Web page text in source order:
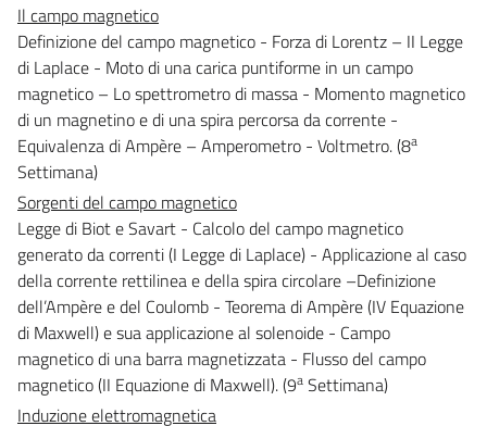
Il campo magnetico
Definizione del campo magnetico - Forza di Lorentz – II Legge
di Laplace - Moto di una carica puntiforme in un campo
magnetico – Lo spettrometro di massa - Momento magnetico
di un magnetino e di una spira percorsa da corrente -
Equivalenza di Ampère – Amperometro - Voltmetro. (8a
Settimana)
Sorgenti del campo magnetico
Legge di Biot e Savart - Calcolo del campo magnetico
generato da correnti (I Legge di Laplace) - Applicazione al caso
della corrente rettilinea e della spira circolare –Definizione
dell’Ampère e del Coulomb - Teorema di Ampère (IV Equazione
di Maxwell) e sua applicazione al solenoide - Campo
magnetico di una barra magnetizzata - Flusso del campo
magnetico (II Equazione di Maxwell). (9a Settimana)
Induzione elettromagnetica